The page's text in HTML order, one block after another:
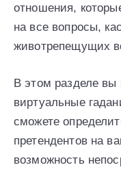
отношения,
на все вопросы,
животрепещущих
В этом разделе вы
виртуальные
сможете
претендентов на
возможность